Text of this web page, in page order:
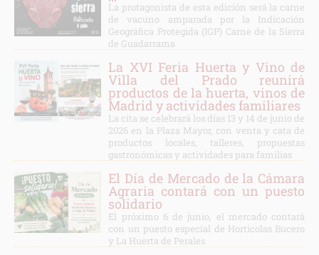
La protagonista de esta edición será la carne
de vacuno amparada por la Indicación
Geográfica Protegida (IGP) Carne de la Sierra
de Guadarrama
La XVI Feria Huerta y Vino de
Villa del Prado reunirá
productos de la huerta, vinos de
Madrid y actividades familiares
La cita se celebrará los días 13 y 14 de junio de
2026 en la Plaza Mayor, con venta y cata de
productos locales, talleres, propuestas
gastronómicas y actividades para familias
El Día de Mercado de la Cámara
Agraria contará con un puesto
solidario
El próximo 6 de junio, el mercado contará
con un puesto especial de Hortícolas Bucero
y La Huerta de Perales